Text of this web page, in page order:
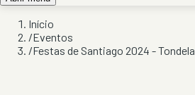
Início
/Eventos
/Festas de Santiago 2024 - Tondela